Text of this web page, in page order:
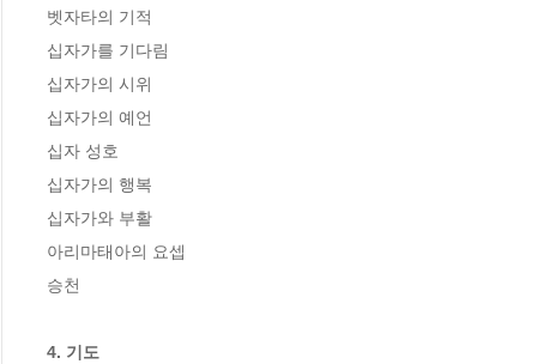
벳자타의 기적
십자가를 기다림
십자가의 시위
십자가의 예언
십자 성호
십자가의 행복
십자가와 부활
아리마태아의 요셉
승천
4. 기도